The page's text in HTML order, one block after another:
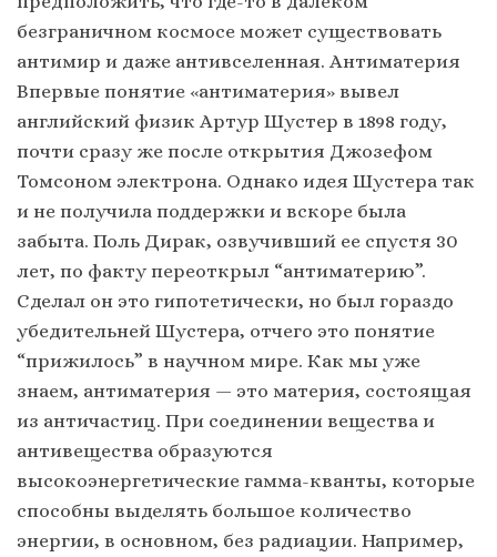
безграничном космосе может существовать
антимир и даже антивселенная. Антиматерия
Впервые понятие «антиматерия» вывел
английский физик Артур Шустер в 1898 году,
почти сразу же после открытия Джозефом
Томсоном электрона. Однако идея Шустера так
и не получила поддержки и вскоре была
забыта. Поль Дирак, озвучивший ее спустя 30
лет, по факту переоткрыл “антиматерию”.
Сделал он это гипотетически, но был гораздо
убедительней Шустера, отчего это понятие
“прижилось” в научном мире. Как мы уже
знаем, антиматерия — это материя, состоящая
из античастиц. При соединении вещества и
антивещества образуются
высокоэнергетические гамма-кванты, которые
способны выделять большое количество
энергии, в основном, без радиации. Например,